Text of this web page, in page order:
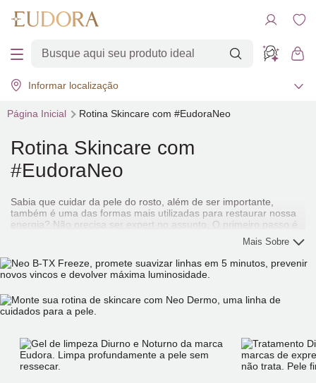
Informar localização
Página Inicial Rotina Skincare com #EudoraNeo
Rotina Skincare com
#EudoraNeo
Sabia que cuidar da pele do rosto, além de ser importante,
também é uma das formas mais utilizadas para restaurar nossa
energia? Não precisa ser expert no assunto. O primeiro passo é
começar com uma limpeza diária, fazendo uma ou duas
esfoliações por semana. Depois, comece a apostar em
tratamentos potencializadores, e claro, não esqueça de se amar
muito. Afinal, oskincarealém de deixar sua pele saudável, vai
destacar ainda mais sua beleza natural!
Mais Sobre